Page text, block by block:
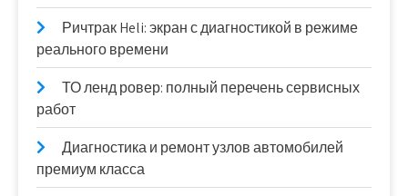
Ричтрак Heli: экран с диагностикой в режиме
реального времени
ТО ленд ровер: полный перечень сервисных
работ
Диагностика и ремонт узлов автомобилей
премиум класса